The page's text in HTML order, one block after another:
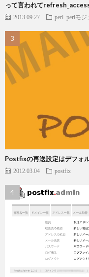
って言われて
2013.09.27 perl perlモジ
Postfixの再送設定はデフォ
2012.03.04 postfix